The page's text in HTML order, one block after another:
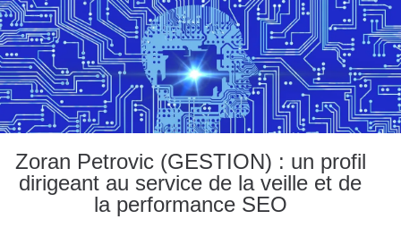
Zoran Petrovic (GESTION) : un profil
dirigeant au service de la veille et de
la performance SEO